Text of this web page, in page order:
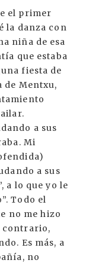
el primer
la danza con
niña de esa
que estaba
fiesta de
de Mentxu,
a sus
Mi
a sus
a lo que yo le
Todo el
no me hizo
contrario,
Es más, a
no